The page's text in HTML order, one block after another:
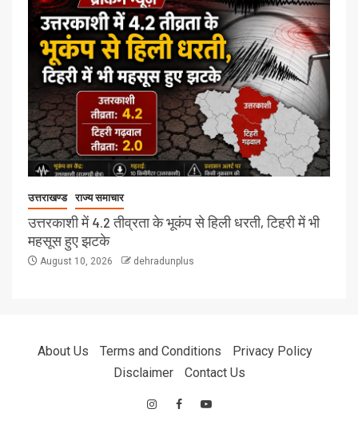
उत्तराखण्ड राज्य समाचार
उत्तरकाशी में 4.2 तीव्रता के भूकंप से हिली धरती, टिहरी में भी
महसूस हुए झटके
August 10, 2026 dehradunplus
About Us Terms and Conditions
Privacy Policy
Disclaimer
Contact Us